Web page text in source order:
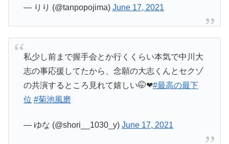
— りり (@tanpopojima) June 17, 2021
私少し前まで握手会とか行くくらい本気で中川大
志の事応援してたから、念願の大志くんとセクゾ
の共演するところ見れて嬉しい🤭❤#最高の最下
位 #菊池風磨
— ゆな (@shori__1030_y) June 17, 2021